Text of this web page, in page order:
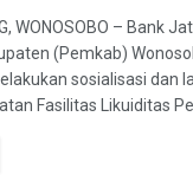
WONOSOBO – Bank
(Pemkab)
sosialisasi dan
Fasilitas Likuiditas